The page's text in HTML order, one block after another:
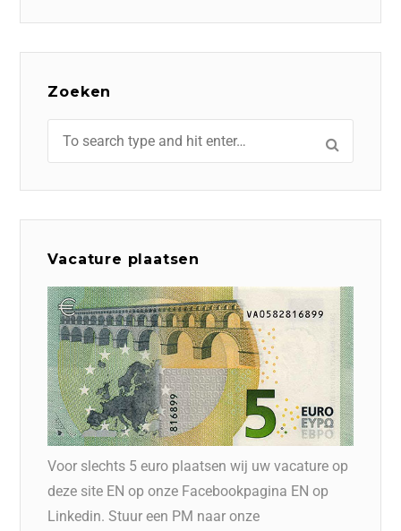
Zoeken
Vacature plaatsen
Voor slechts 5 euro plaatsen wij uw vacature op
deze site EN op onze Facebookpagina EN op
Linkedin. Stuur een PM naar onze